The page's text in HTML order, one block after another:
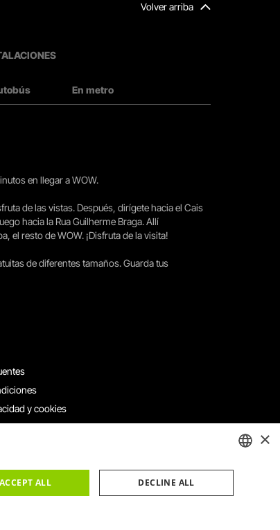
Volver arriba
En metro
en llegar a WOW.
de las vistas. Después, dirígete hacia el Cais
hacia la Rua Guilherme Braga. Allí
el resto de WOW. ¡Disfruta de la visita!
de diferentes tamaños. Guarda tus
y cookies
×
ACCEPT ALL DECLINE ALL